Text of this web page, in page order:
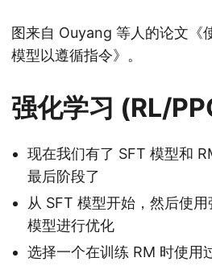
图来自 Ouyang 等人的论文《
模型以遵循指令》。
强化学习 (RL/
现在我们有了 SFT 模型和
最后阶段了
从 SFT 模型开始，然后使
模型进行优化
选择一个在训练 RM 时使用